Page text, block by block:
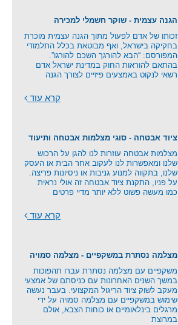
הגנה עצמית - שוקר חשמלי למכירה
זכותו של אדם לפעול מתוך הגנה עצמית מוכרת
בחקיקה בישראל, ואף מבוטאת בכלל התלמודי
המפורסם: “הבא להורגך השכם להורגו”.
בהתאם להוראות החוק במדינת ישראל אדם
רשאי לנקוט באמצעים פיזיים לצורך הגנה
קרא עוד
ציוד אבטחה - סוגי מצלמות אבטחה ותיעוד
מצלמות אבטחה עוזרות לנו להגן על הרכוש
שלנו ומאפשרות לנו לעקוב אחר הבית או העסק
שלנו, בתקווה למנוע גניבות או ניסיונות פריצה.
על פניו, התקנת ציוד אבטחה זה אולי נראית
כמו מעשה פשוט ללא יותר מדיי פרטים
קרא עוד
מצלמה נסתרת במשקפיים - מצלמה סמויה
משקפיים עם מצלמה נסתרת עברו תהפוכות
במשך השנים האחרונות עם כניסתם של אמצעי
מעקב לשוק ציוד הריגול המקצועי. בעבר נעשה
שימוש במשקפיים עם מצלמה סמויה על ידי
מרגלים בינלאומיים או כוחות הצבא, אולם
במרוצת